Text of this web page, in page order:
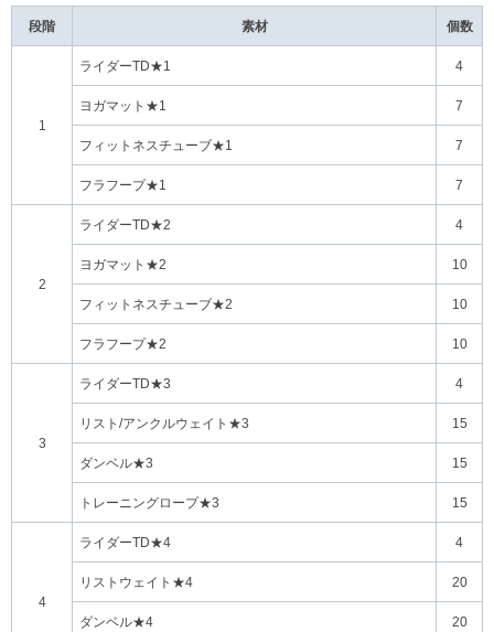
段階 素材 個数
1
ライダーTD★1 4
ヨガマット★1 7
フィットネスチューブ★1 7
フラフープ★1 7
2
ライダーTD★2 4
ヨガマット★2 10
フィットネスチューブ★2 10
フラフープ★2 10
3
ライダーTD★3 4
リスト/アンクルウェイト★3 15
ダンベル★3 15
トレーニングロープ★3 15
4
ライダーTD★4 4
リストウェイト★4 20
ダンベル★4 20